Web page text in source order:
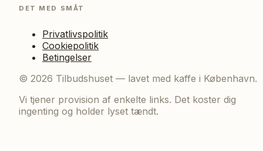
DET MED SMÅT
Privatlivspolitik
Cookiepolitik
Betingelser
© 2026 Tilbudshuset — lavet med kaffe i København.
Vi tjener provision af enkelte links. Det koster dig
ingenting og holder lyset tændt.